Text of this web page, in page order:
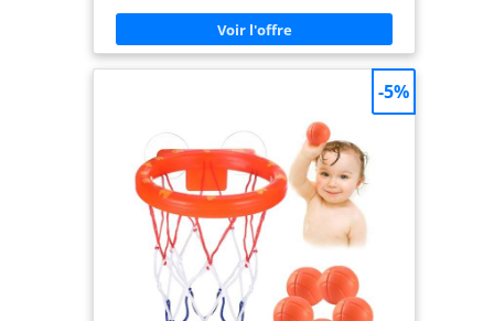
enfants et adultes, il offre une utilisation pratique
et confortable au quotidien. MATÉRIAU
RESPECTUEUX DE LA PEAU – Fabriqué en PVC sans
BPA ni substances nocives, ce tapis antibactérien
sensibles des enfants. CROCHETS INCLUS POUR LE
permettent un séchage optimal. Ils se retirent
facilement sans laisser de traces pour un
nettoyage rapide et pratique. COMPATIBLE AVEC
LA MACHINE À LAVER – Grâce à sa structure
optimisée, l’eau s’écoule rapidement, empêchant
la moisissure. Lavable en machine à 30°, il garantit
un entretien simple et durable.
-5%